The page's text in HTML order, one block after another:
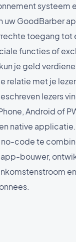
systeem
uw GoodBarber
toegang tot
functies of
je geld
relatie met je
lezers
Android of
native
code te
bouwer,